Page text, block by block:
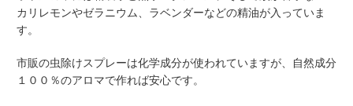
カリレモンやゼラニウム、ラベンダーなどの精油が入っていま
す。
市販の虫除けスプレーは化学成分が使われていますが、自然成分
１００％のアロマで作れば安心です。